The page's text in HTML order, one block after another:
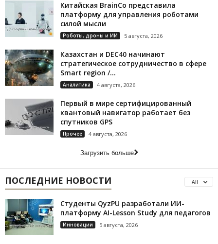
Китайская BrainCo представила
платформу для управления роботами
силой мысли
Роботы, дроны и ИИ 5 августа, 2026
Казахстан и DEC40 начинают
стратегическое сотрудничество в сфере
Smart region /...
Аналитика 4 августа, 2026
Первый в мире сертифицированный
квантовый навигатор работает без
спутников GPS
Прочее 4 августа, 2026
Загрузить больше
ПОСЛЕДНИЕ НОВОСТИ All
Студенты QyzPU разработали ИИ-
платформу AI-Lesson Study для педагогов
Инновации 5 августа, 2026